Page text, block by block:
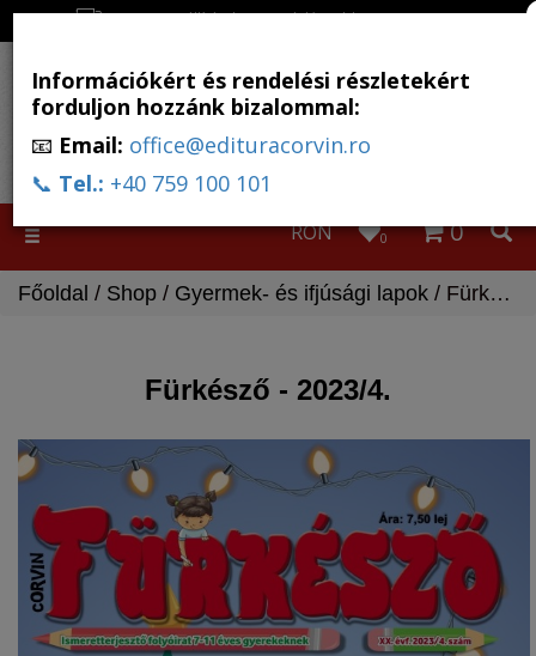
Ingyenes szállítás, ha a rendelés több, mint 500 RON
Toggle
0
0
RON
Főoldal / Shop / Gyermek- és ifjúsági lapok / Fürkésző - 2023/4.
Fürkésző - 2023/4.
Információkért és rendelési részletekért
forduljon hozzánk bizalommal:
📧 Email: office@edituracorvin.ro
📞 Tel.: +40 759 100 101